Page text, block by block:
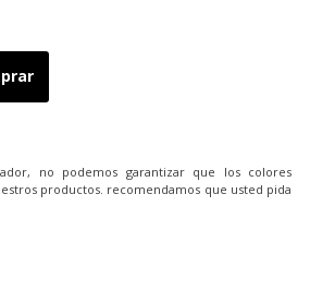
no podemos garantizar que los colores
productos. recomendamos que usted pida